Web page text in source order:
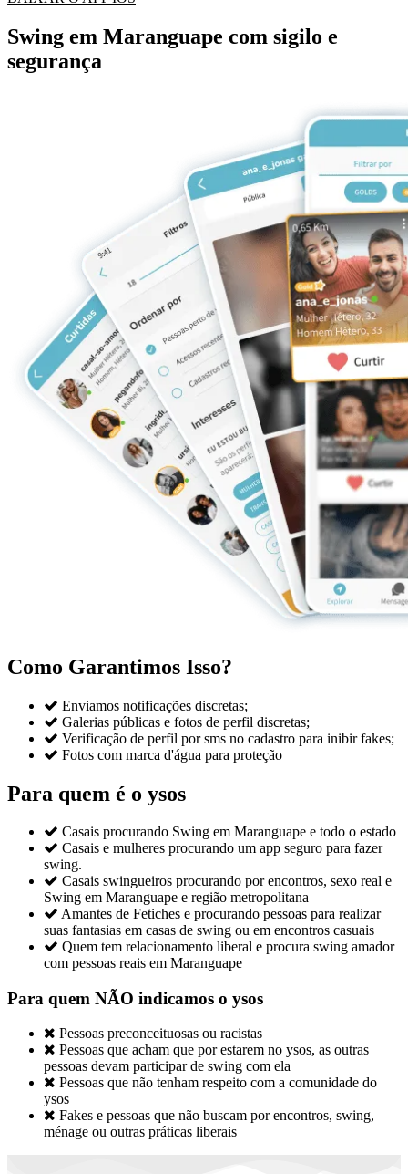
Swing em Maranguape com sigilo e
segurança
Como Garantimos Isso?
 Enviamos notificações discretas;
 Galerias públicas e fotos de perfil discretas;
 Verificação de perfil por sms no cadastro para inibir fakes;
 Fotos com marca d'água para proteção
Para quem é o ysos
 Casais procurando Swing em Maranguape e todo o estado
 Casais e mulheres procurando um app seguro para fazer
swing.
 Casais swingueiros procurando por encontros, sexo real e
Swing em Maranguape e região metropolitana
 Amantes de Fetiches e procurando pessoas para realizar
suas fantasias em casas de swing ou em encontros casuais
 Quem tem relacionamento liberal e procura swing amador
com pessoas reais em Maranguape
Para quem NÃO indicamos o ysos
 Pessoas preconceituosas ou racistas
 Pessoas que acham que por estarem no ysos, as outras
pessoas devam participar de swing com ela
 Pessoas que não tenham respeito com a comunidade do
ysos
 Fakes e pessoas que não buscam por encontros, swing,
ménage ou outras práticas liberais